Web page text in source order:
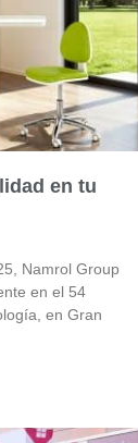
en tu
Namrol Group
en el 54
en Gran